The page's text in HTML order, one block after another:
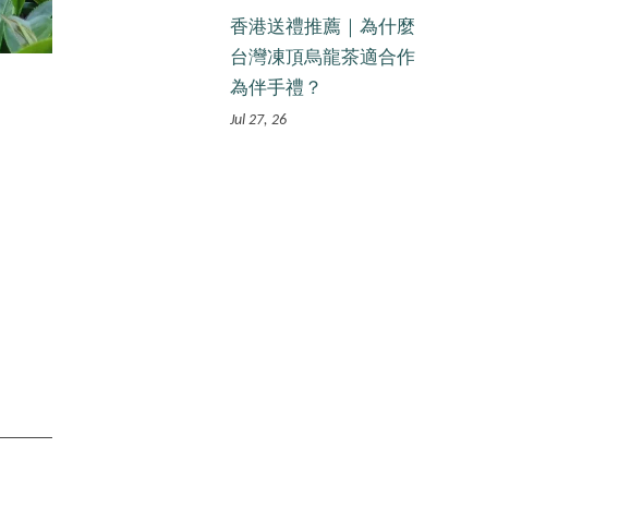
香港送禮推薦｜為什麼
台灣凍頂烏龍茶適合作
為伴手禮？
Jul 27, 26